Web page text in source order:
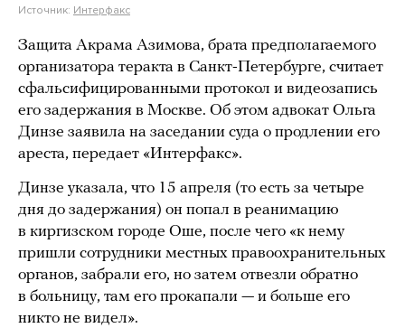
Источник: Интерфакс
Защита Акрама Азимова, брата предполагаемого
организатора теракта в Санкт-Петербурге, считает
сфальсифицированными протокол и видеозапись
его задержания в Москве. Об этом адвокат Ольга
Динзе заявила на заседании суда о продлении его
ареста, передает «Интерфакс».
Динзе указала, что 15 апреля (то есть за четыре
дня до задержания) он попал в реанимацию
в киргизском городе Оше, после чего «к нему
пришли сотрудники местных правоохранительных
органов, забрали его, но затем отвезли обратно
в больницу, там его прокапали — и больше его
никто не видел».